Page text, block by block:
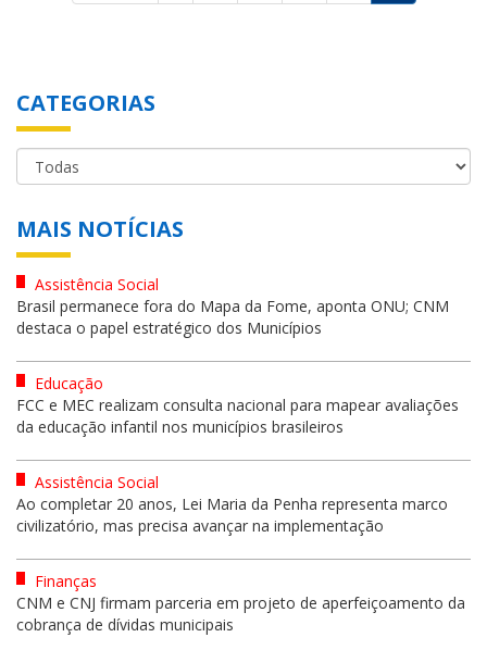
CATEGORIAS
MAIS NOTÍCIAS
Assistência Social
Brasil permanece fora do Mapa da Fome, aponta ONU; CNM
destaca o papel estratégico dos Municípios
Educação
FCC e MEC realizam consulta nacional para mapear avaliações
da educação infantil nos municípios brasileiros
Assistência Social
Ao completar 20 anos, Lei Maria da Penha representa marco
civilizatório, mas precisa avançar na implementação
Finanças
CNM e CNJ firmam parceria em projeto de aperfeiçoamento da
cobrança de dívidas municipais